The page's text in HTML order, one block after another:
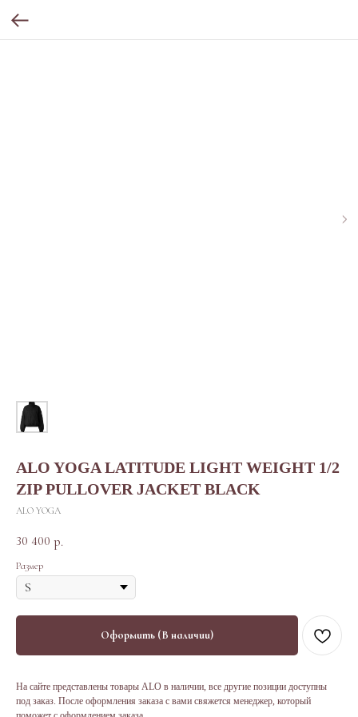
ALO YOGA LATITUDE LIGHT WEIGHT 1/2
ZIP PULLOVER JACKET BLACK
ALO YOGA
30 400 р.
Размер
Оформить (В наличии)
На сайте представлены товары ALO в наличии, все другие позиции доступны
под заказ. После оформления заказа с вами свяжется менеджер, который